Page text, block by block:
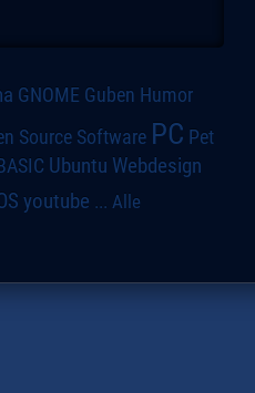
GNOME Guben Humor
Source Software PC Pet
Ubuntu Webdesign
youtube ... Alle